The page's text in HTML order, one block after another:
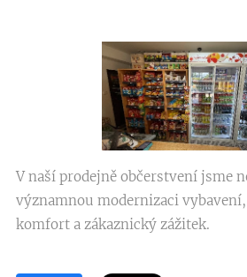
V naší prodejně občerstvení jsme
významnou modernizaci
komfort a zákaznický zážitek.